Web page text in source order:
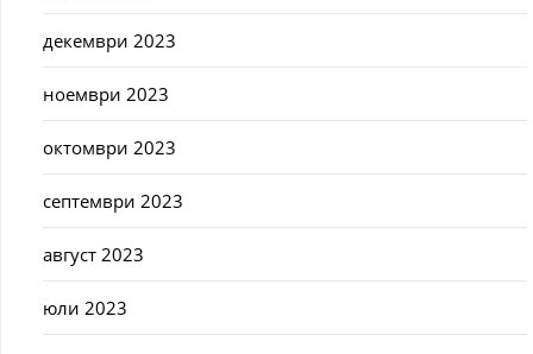
декември 2023
ноември 2023
октомври 2023
септември 2023
август 2023
юли 2023